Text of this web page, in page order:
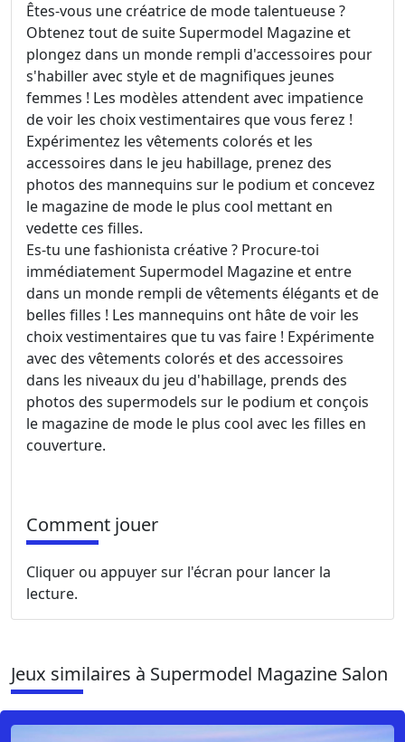
Êtes-vous une créatrice de mode talentueuse ?
Obtenez tout de suite Supermodel Magazine et
plongez dans un monde rempli d'accessoires pour
s'habiller avec style et de magnifiques jeunes
femmes ! Les modèles attendent avec impatience
de voir les choix vestimentaires que vous ferez !
Expérimentez les vêtements colorés et les
accessoires dans le jeu habillage, prenez des
photos des mannequins sur le podium et concevez
le magazine de mode le plus cool mettant en
vedette ces filles.
Es-tu une fashionista créative ? Procure-toi
immédiatement Supermodel Magazine et entre
dans un monde rempli de vêtements élégants et de
belles filles ! Les mannequins ont hâte de voir les
choix vestimentaires que tu vas faire ! Expérimente
avec des vêtements colorés et des accessoires
dans les niveaux du jeu d'habillage, prends des
photos des supermodels sur le podium et conçois
le magazine de mode le plus cool avec les filles en
couverture.
Comment jouer
Cliquer ou appuyer sur l'écran pour lancer la
lecture.
Jeux similaires à Supermodel Magazine Salon